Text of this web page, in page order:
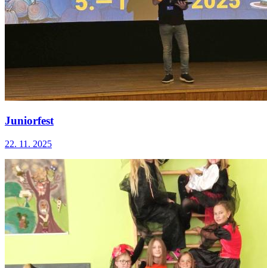
Juniorfest
22. 11. 2025